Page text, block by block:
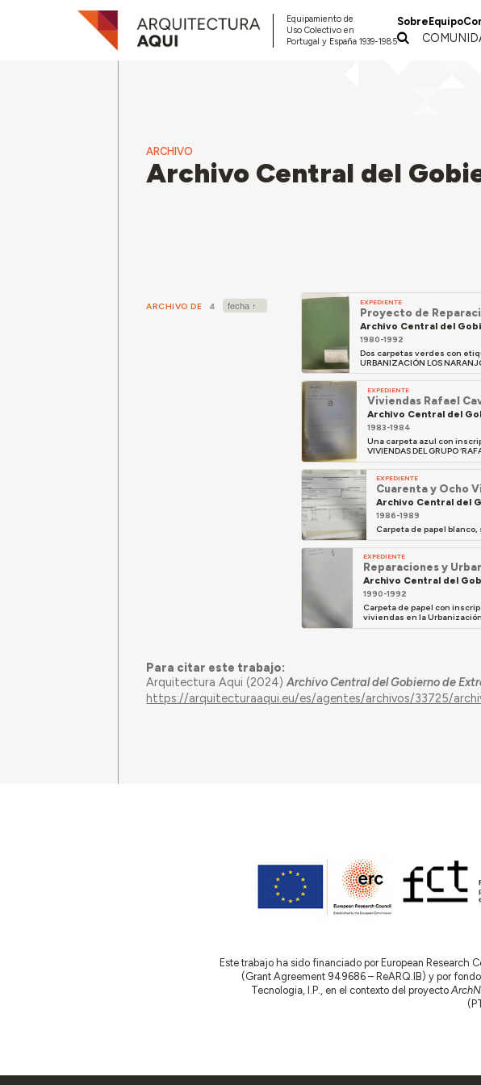
Equipamiento de
Uso Colectivo en
Portugal y España 1939-1985
Sobre Equipo
ARCHIVO
Archivo Central del
ARCHIVO DE 4 EXPEDIENTE
Proyecto de
Archivo Central del
1980-1992
Dos carpetas verdes con
URBANIZACIÓN LOS
EXPEDIENTE
Viviendas Rafael
Archivo Central del
1983-1984
Una carpeta azul con
VIVIENDAS DEL GRUPO
EXPEDIENTE
Cuarenta y Ocho
Archivo Central del
1986-1989
Carpeta de papel
EXPEDIENTE
Reparaciones y
Archivo Central del
1990-1992
Carpeta de papel con
viviendas en la Urbanización
Para citar este trabajo:
Arquitectura Aqui (2024)Archivo Central del Gobierno de
https://arquitecturaaqui.eu/es/agentes/archivos/33725/
Este trabajo ha sido financiado por European Research
(Grant Agreement 949686 – ReARQ.IB) y por
Tecnologia, I.P., en el contexto del proyecto